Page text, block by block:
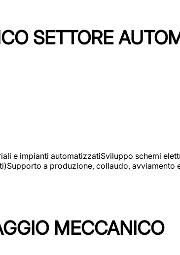
SETTORE
e impianti automatizzatiSviluppo schemi
a produzione, collaudo,
MECCANICO